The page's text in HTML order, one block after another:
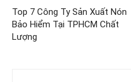
Top 7 Công Ty Sản Xuất Nón
Bảo Hiểm Tại TPHCM Chất
Lượng